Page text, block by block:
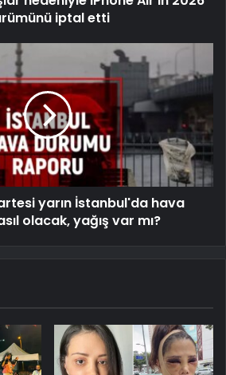
iptal etti
yarın İstanbul'da hava
olacak, yağış var mı?